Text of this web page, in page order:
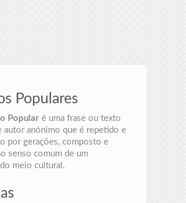
Populares
Popularé uma frase ou texto
autor anónimo que é repetido e
por gerações, composto e
senso comum de um
meio cultural.